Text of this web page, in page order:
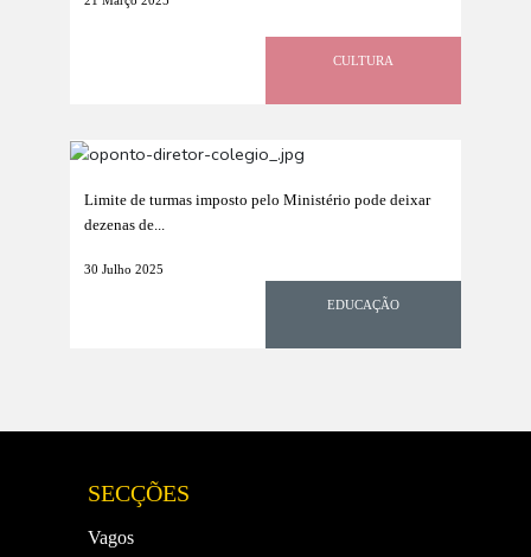
CULTURA
Limite de turmas imposto pelo Ministério pode deixar
dezenas de...
30 Julho 2025
EDUCAÇÃO
SECÇÕES
Vagos